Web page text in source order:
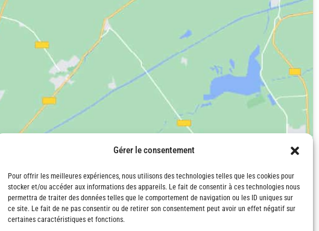
Gérer le consentement
Pour offrir les meilleures expériences, nous utilisons des technologies telles que les cookies pour
stocker et/ou accéder aux informations des appareils. Le fait de consentir à ces technologies nous
permettra de traiter des données telles que le comportement de navigation ou les ID uniques sur
ce site. Le fait de ne pas consentir ou de retirer son consentement peut avoir un effet négatif sur
certaines caractéristiques et fonctions.